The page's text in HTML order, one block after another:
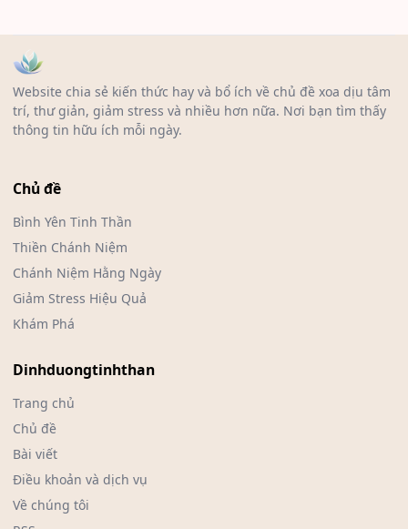
Website chia sẻ kiến thức hay và bổ ích về chủ đề xoa dịu tâm
trí, thư giản, giảm stress và nhiều hơn nữa. Nơi bạn tìm thấy
thông tin hữu ích mỗi ngày.
Chủ đề
Bình Yên Tinh Thần
Thiền Chánh Niệm
Chánh Niệm Hằng Ngày
Giảm Stress Hiệu Quả
Khám Phá
Dinhduongtinhthan
Trang chủ
Chủ đề
Bài viết
Điều khoản và dịch vụ
Về chúng tôi